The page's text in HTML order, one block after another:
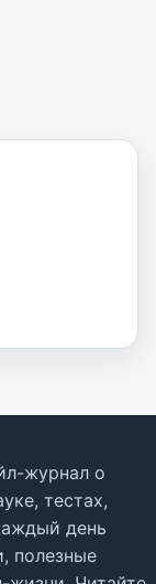
журнал о
тестах,
день
полезные